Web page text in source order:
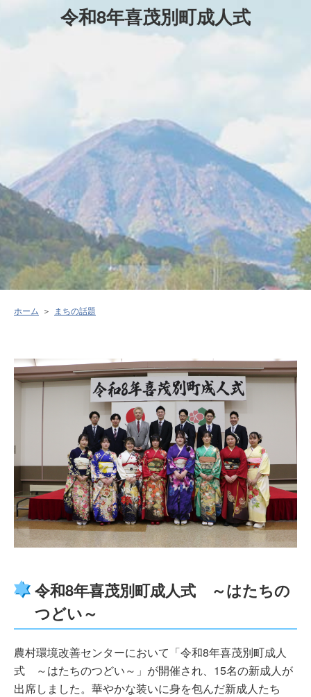
令和8年喜茂別町成人式
ホーム まちの話題
令和8年喜茂別町成人式 ～はたちの
つどい～
農村環境改善センターにおいて「令和8年喜茂別町成人
式 ～はたちのつどい～」が開催され、15名の新成人が
出席しました。華やかな装いに身を包んだ新成人たち